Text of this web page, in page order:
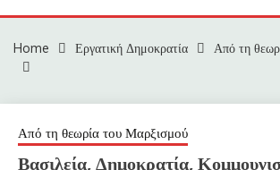
Home Εργατική Δημοκρατία Από τη
Από τη θεωρία του Μαρξισμού
Βασιλεία, Δημοκρατία,